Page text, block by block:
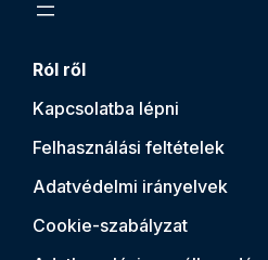
Ról ről
Kapcsolatba lépni
Felhasználási feltételek
Adatvédelmi irányelvek
Cookie-szabályzat